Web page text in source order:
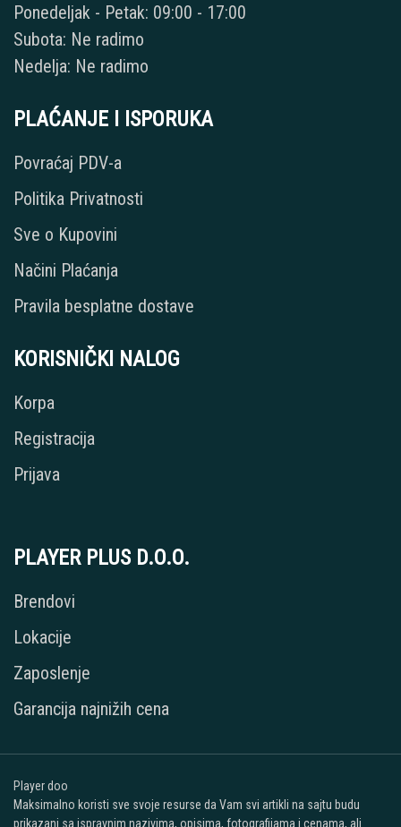
Ponedeljak - Petak: 09:00 - 17:00
Subota: Ne radimo
Nedelja: Ne radimo
PLAĆANJE I ISPORUKA
Povraćaj PDV-a
Politika Privatnosti
Sve o Kupovini
Načini Plaćanja
Pravila besplatne dostave
KORISNIČKI NALOG
Korpa
Registracija
Prijava
PLAYER PLUS D.O.O.
Brendovi
Lokacije
Zaposlenje
Garancija najnižih cena
Player doo
Maksimalno koristi sve svoje resurse da Vam svi artikli na sajtu budu
prikazani sa ispravnim nazivima, opisima, fotografijama i cenama, ali